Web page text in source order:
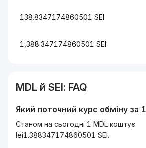
138.8347174860501 SEI
1,388.347174860501 SEI
MDL й SEI: FAQ
Який поточний курс обміну за 1
Станом на сьогодні 1 MDL коштує
lei1.388347174860501 SEI.